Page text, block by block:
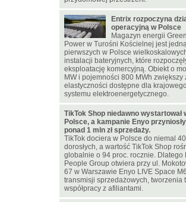
Entrix rozpoczyna
operacyjną w Polsce
Magazyn energii
Power w Turośni Kościelnej jest
pierwszych w Polsce
instalacji bateryjnych, które
eksploatację komercyjną. Obiekt o
MW i pojemności 800 MWh zwiększy
elastyczności dostępne dla krajowego
systemu elektroenergetycznego.
TikTok Shop niedawno wystartował
Polsce, a kampanie Enyo
ponad 1 mln zł sprzedaży.
TikTok dociera w Polsce do niemal
dorosłych, a wartość TikTok Shop
globalnie o 94 proc. rocznie. Dlatego
People Group otwiera przy ul.
67 w Warszawie Enyo LIVE Space
transmisji sprzedażowych, tworzenia
współpracy z afiliantami.